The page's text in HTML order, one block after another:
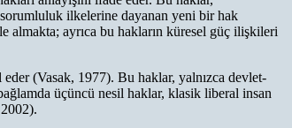
sorumluluk ilkelerine dayanan yeni bir hak
almakta; ayrıca bu hakların küresel güç ilişkileri
(Vasak, 1977). Bu haklar, yalnızca devlet-
üçüncü nesil haklar, klasik liberal insan